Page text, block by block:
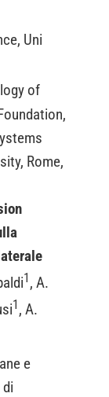
Uni
of
Rome,
1 , A.
1 , A.
e